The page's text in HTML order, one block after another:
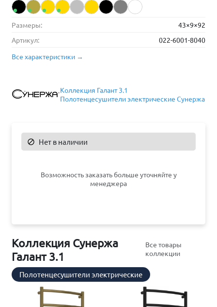
Размеры:
43×9×92
Артикул:
022-6001-8040
Все характеристики →
Коллекция Галант 3.1
Полотенцесушители электрические Сунержа
 Нет в наличии
Возможность заказать больше уточняйте у
менеджера
Коллекция Сунержа
Галант 3.1
Все товары
коллекции
Полотенцесушители электрические